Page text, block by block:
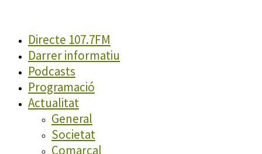
Directe 107.7FM
Darrer informatiu
Podcasts
Programació
Actualitat
General
Societat
Comarcal